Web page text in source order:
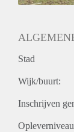
Stad
Wijk/buurt:
Inschrijven